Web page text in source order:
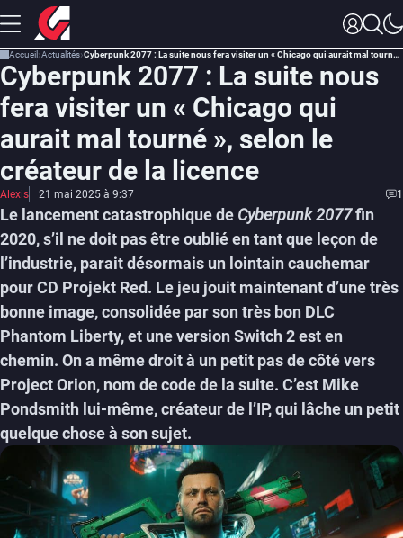
Accueil Actualités Cyberpunk 2077 : La suite nous fera visiter un « Chicago qui aurait mal tourné », selon le créateur de la licence
Cyberpunk 2077 : La suite nous
fera visiter un « Chicago qui
aurait mal tourné », selon le
créateur de la licence
Alexis 21 mai 2025 à 9:37 1
Le lancement catastrophique de Cyberpunk 2077fin
2020, s’il ne doit pas être oublié en tant que leçon de
l’industrie, parait désormais un lointain cauchemar
pour CD Projekt Red. Le jeu jouit maintenant d’une très
bonne image, consolidée par son très bon DLC
Phantom Liberty, et une version Switch 2 est en
chemin. On a même droit à un petit pas de côté vers
Project Orion, nom de code de la suite. C’est Mike
Pondsmith lui-même, créateur de l’IP, qui lâche un petit
quelque chose à son sujet.